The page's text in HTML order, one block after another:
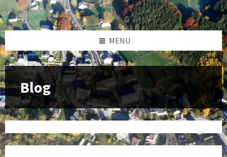
MENU
Blog